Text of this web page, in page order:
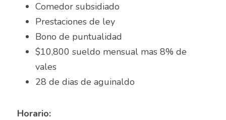
asesor de ventas
Asesor de ventas
Asesor de Ventas
Asesor de Venta y Gerente de Sucursal
Comedor subsidiado
Prestaciones de ley
$10,800 sueldo mensual mas 8% de
vales
Horario: